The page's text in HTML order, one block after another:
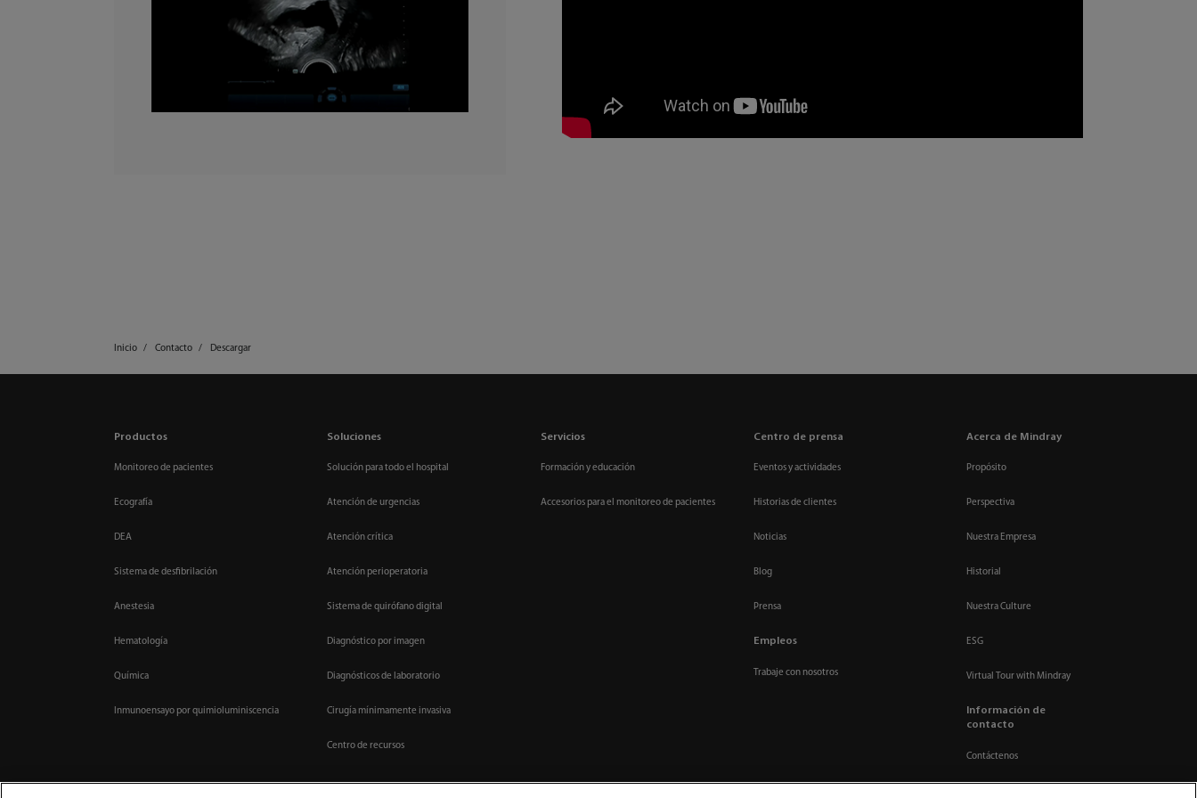
Inicio Contacto Descargar
Productos
Monitoreo de pacientes
Ecografía
DEA
Sistema de desfibrilación
Anestesia
Hematología
Química
Inmunoensayo por quimioluminiscencia
Soluciones
Solución para todo el hospital
Atención de urgencias
Atención crítica
Atención perioperatoria
Sistema de quirófano digital
Diagnóstico por imagen
Diagnósticos de laboratorio
Cirugía mínimamente invasiva
Centro de recursos
Servicios
Formación y educación
Accesorios para el monitoreo de pacientes
Centro de prensa
Eventos y actividades
Historias de clientes
Noticias
Blog
Prensa
Empleos
Trabaje con nosotros
Acerca de Mindray
Propósito
Perspectiva
Nuestra Empresa
Historial
Nuestra Culture
ESG
Virtual Tour with Mindray
Información de
contacto
Contáctenos